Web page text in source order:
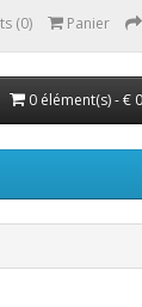
(0) Panier
0 élément(s) - €